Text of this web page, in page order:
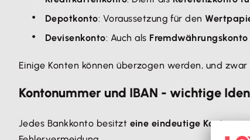
Depotkonto: Voraussetzung für den
Devisenkonto: Auch als Fremdwährungskonto
Einige Konten können überzogen werden, und zwar
Kontonummer und IBAN - wichtige
Jedes Bankkonto besitzt eine eindeutige